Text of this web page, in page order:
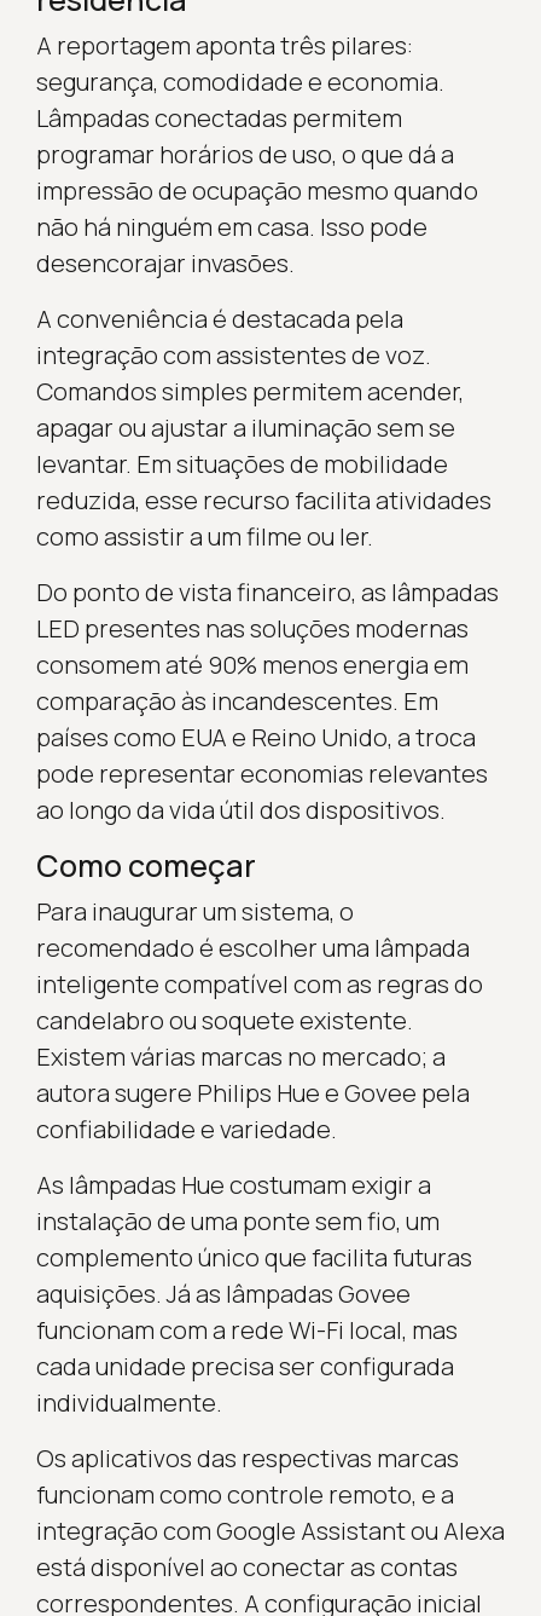
A reportagem aponta três pilares:
segurança, comodidade e economia.
Lâmpadas conectadas permitem
programar horários de uso, o que dá a
impressão de ocupação mesmo quando
não há ninguém em casa. Isso pode
desencorajar invasões.
A conveniência é destacada pela
integração com assistentes de voz.
Comandos simples permitem acender,
apagar ou ajustar a iluminação sem se
levantar. Em situações de mobilidade
reduzida, esse recurso facilita atividades
como assistir a um filme ou ler.
Do ponto de vista financeiro, as lâmpadas
LED presentes nas soluções modernas
consomem até 90% menos energia em
comparação às incandescentes. Em
países como EUA e Reino Unido, a troca
pode representar economias relevantes
ao longo da vida útil dos dispositivos.
Como começar
Para inaugurar um sistema, o
recomendado é escolher uma lâmpada
inteligente compatível com as regras do
candelabro ou soquete existente.
Existem várias marcas no mercado; a
autora sugere Philips Hue e Govee pela
confiabilidade e variedade.
As lâmpadas Hue costumam exigir a
instalação de uma ponte sem fio, um
complemento único que facilita futuras
aquisições. Já as lâmpadas Govee
funcionam com a rede Wi-Fi local, mas
cada unidade precisa ser configurada
individualmente.
Os aplicativos das respectivas marcas
funcionam como controle remoto, e a
integração com Google Assistant ou Alexa
está disponível ao conectar as contas
correspondentes. A configuração inicial